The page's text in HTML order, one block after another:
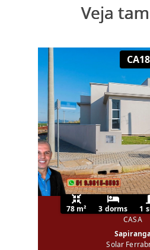
Veja
78 m² 3 dorms 1
CASA
Solar